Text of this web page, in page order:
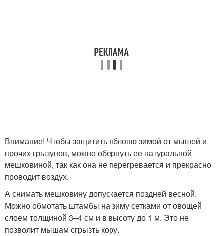
Внимание! Чтобы защитить яблоню зимой от мышей и
прочих грызунов, можно обернуть ее натуральной
мешковиной, так как она не перегревается и прекрасно
проводит воздух.
А снимать мешковину допускается поздней весной.
Можно обмотать штамбы на зиму сетками от овощей
слоем толщиной 3–4 см и в высоту до 1 м. Это не
позволит мышам сгрызть кору.